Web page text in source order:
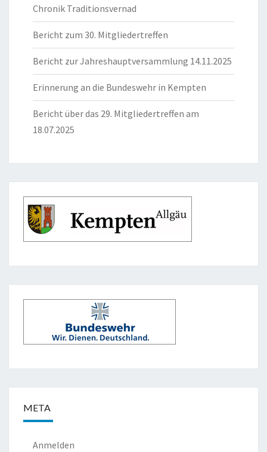
Chronik Traditionsvernad
Bericht zum 30. Mitgliedertreffen
Bericht zur Jahreshauptversammlung 14.11.2025
Erinnerung an die Bundeswehr in Kempten
Bericht über das 29. Mitgliedertreffen am
18.07.2025
META
Anmelden